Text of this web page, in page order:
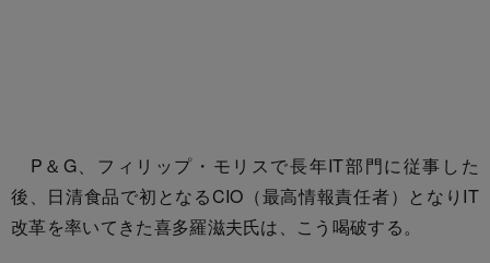
P＆G、フィリップ・モリスで長年IT部門に従事した
後、日清食品で初となるCIO（最高情報責任者）となりIT
改革を率いてきた喜多羅滋夫氏は、こう喝破する。